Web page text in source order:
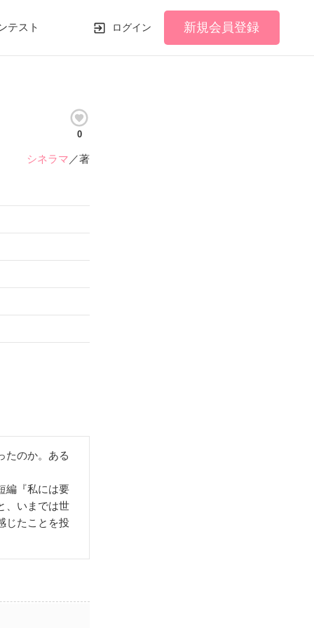
テスト ログイン 新規会員登録
0
シネラマ ／著
たのか。ある
編『私には要
、いまでは世
じたことを投